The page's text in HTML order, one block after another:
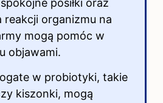
posiłki oraz
reakcji organizmu na
mogą pomóc w
objawami.
w probiotyki, takie
kiszonki, mogą